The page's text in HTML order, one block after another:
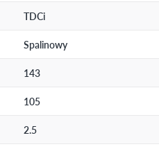
TDCi
Spalinowy
143
105
2.5